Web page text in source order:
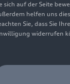
sich auf der Seite
helfen uns
Sie, dass Sie
widerrufen